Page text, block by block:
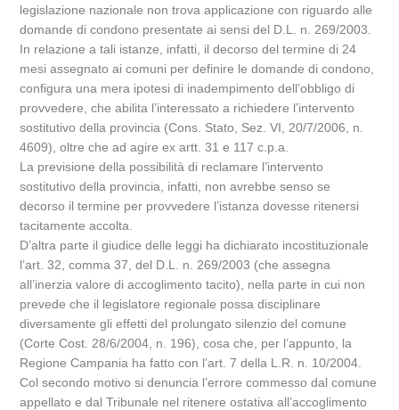
legislazione nazionale non trova applicazione con riguardo alle
domande di condono presentate ai sensi del D.L. n. 269/2003.
In relazione a tali istanze, infatti, il decorso del termine di 24
mesi assegnato ai comuni per definire le domande di condono,
configura una mera ipotesi di inadempimento dell’obbligo di
provvedere, che abilita l’interessato a richiedere l’intervento
sostitutivo della provincia (Cons. Stato, Sez. VI, 20/7/2006, n.
4609), oltre che ad agire ex artt. 31 e 117 c.p.a.
La previsione della possibilità di reclamare l’intervento
sostitutivo della provincia, infatti, non avrebbe senso se
decorso il termine per provvedere l’istanza dovesse ritenersi
tacitamente accolta.
D’altra parte il giudice delle leggi ha dichiarato incostituzionale
l’art. 32, comma 37, del D.L. n. 269/2003 (che assegna
all’inerzia valore di accoglimento tacito), nella parte in cui non
prevede che il legislatore regionale possa disciplinare
diversamente gli effetti del prolungato silenzio del comune
(Corte Cost. 28/6/2004, n. 196), cosa che, per l’appunto, la
Regione Campania ha fatto con l’art. 7 della L.R. n. 10/2004.
Col secondo motivo si denuncia l’errore commesso dal comune
appellato e dal Tribunale nel ritenere ostativa all’accoglimento